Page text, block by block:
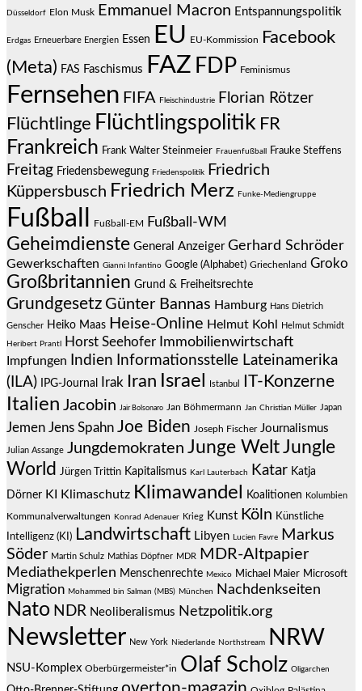
Düsseldorf Elon Musk Emmanuel Macron Entspannungspolitik
Erdgas Erneuerbare Energien Essen EU EU-Kommission
Facebook
(Meta) FAS Faschismus FAZ FDP Feminismus
Fernsehen FIFA Fleischindustrie Florian Rötzer
Flüchtlinge Flüchtlingspolitik FR
Frankreich Frank Walter Steinmeier Frauenfußball Frauke Steffens
Freitag Friedensbewegung Friedenspolitik
Friedrich
Küppersbusch Friedrich Merz Funke-Mediengruppe
Fußball Fußball-EM Fußball-WM
Geheimdienste General Anzeiger Gerhard Schröder
Gewerkschaften Gianni Infantino Google (Alphabet) Griechenland Groko
Großbritannien Grund & Freiheitsrechte
Grundgesetz Günter Bannas Hamburg Hans Dietrich
Genscher Heiko Maas Heise-Online Helmut Kohl Helmut Schmidt
Heribert Prantl Horst Seehofer Immobilienwirtschaft
Impfungen Indien Informationsstelle Lateinamerika
(ILA)
IPG-Journal Irak Iran Israel Istanbul IT-Konzerne
Italien Jacobin Jair Bolsonaro Jan Böhmermann Jan Christian Müller Japan
Jemen Jens Spahn Joe Biden Joseph Fischer Journalismus
Julian Assange Jungdemokraten Junge WeltJungle
World Jürgen Trittin Kapitalismus Karl Lauterbach Katar Katja
Dörner KI Klimaschutz Klimawandel Koalitionen Kolumbien
Kommunalverwaltungen Konrad Adenauer Krieg Kunst Köln Künstliche
Intelligenz (KI) Landwirtschaft Libyen Lucien Favre
Markus
Söder Martin Schulz Mathias Döpfner MDR MDR-Altpapier
Mediathekperlen Menschenrechte Mexico Michael Maier Microsoft
Migration Mohammed bin Salman (MBS) München Nachdenkseiten
Nato NDR Neoliberalismus Netzpolitik.org
Newsletter New York Niederlande Northstream NRW
NSU-Komplex Oberbürgermeister*in Olaf Scholz Oligarchen